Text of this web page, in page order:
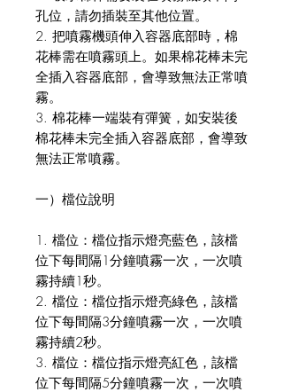
孔位，請勿插裝至其他位置。
2. 把噴霧機頭伸入容器底部時，棉
花棒需在噴霧頭上。如果棉花棒未完
全插入容器底部，會導致無法正常噴
霧。
3. 棉花棒一端裝有彈簧，如安裝後
棉花棒未完全插入容器底部，會導致
無法正常噴霧。
一）檔位說明
1. 檔位：檔位指示燈亮藍色，該檔
位下每間隔1分鐘噴霧一次，一次噴
霧持續1秒。
2. 檔位：檔位指示燈亮綠色，該檔
位下每間隔3分鐘噴霧一次，一次噴
霧持續2秒。
3. 檔位：檔位指示燈亮紅色，該檔
位下每間隔5分鐘噴霧一次，一次噴